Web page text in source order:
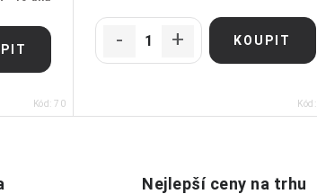
Kód: 70 Kód:
Nejlepší ceny na trhu